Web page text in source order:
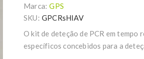
Marca: GPS
SKU: GPCRsHIAV
O kit de deteção de PCR em tempo
específicos concebidos para a